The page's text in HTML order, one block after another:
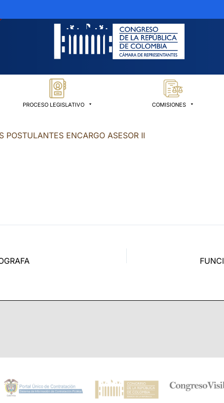
PROCESO LEGISLATIVO COMISIONES
POSTULANTES ENCARGO ASESOR II